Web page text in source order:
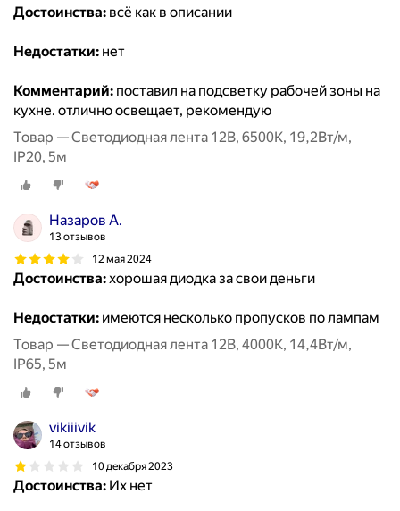
Достоинства: всё как в описании
Недостатки: нет
Комментарий: поставил на подсветку рабочей зоны на
кухне. отлично освещает, рекомендую
Товар — Светодиодная лента 12В, 6500К, 19,2Вт/м,
IP20, 5м
Назаров А.
13 отзывов
12 мая 2024
Достоинства:хорошая диодка за свои деньги
Недостатки: имеются несколько пропусков по лампам
Товар — Светодиодная лента 12В, 4000К, 14,4Вт/м,
IP65, 5м
vikiiivik
14 отзывов
10 декабря 2023
Достоинства: Их нет